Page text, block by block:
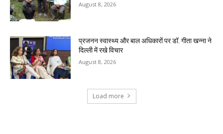
August 8, 2026
प्रजनन स्वास्थ्य और बाल अधिकारों पर डॉ. गीता खन्ना ने
दिल्ली में रखे विचार
August 8, 2026
Load more